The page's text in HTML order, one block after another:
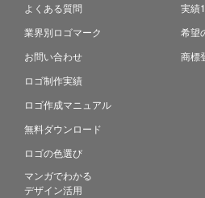
よくある質問
業界別ロゴマーク
お問い合わせ
ロゴ制作実績
ロゴ作成マニュアル
無料ダウンロード
ロゴの色選び
マンガでわかる
デザイン活用
実績
希望
商標